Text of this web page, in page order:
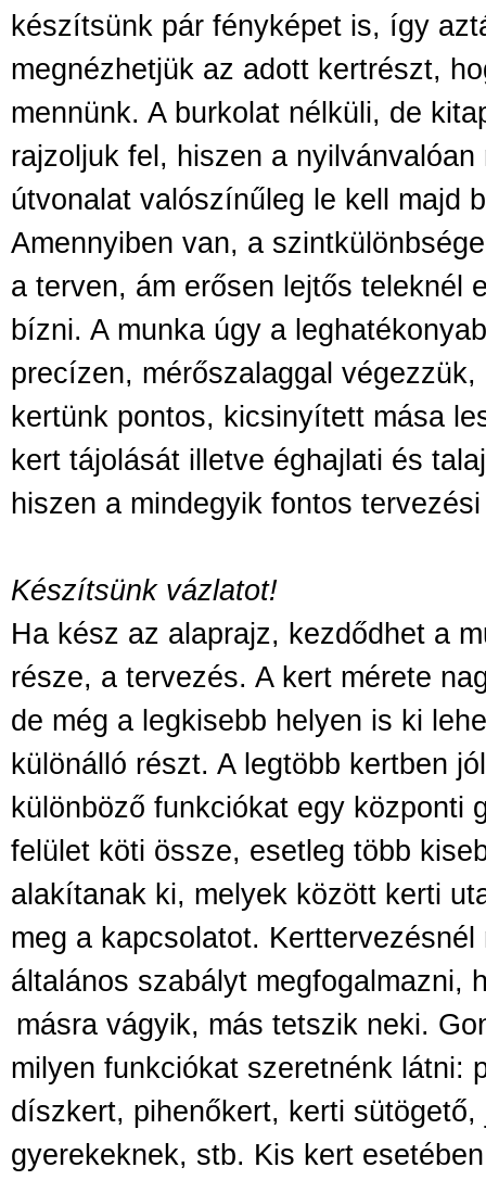
készítsünk pár fényképet is, így
megnézhetjük az adott kertrészt,
mennünk. A burkolat nélküli, de
rajzoljuk fel, hiszen a
útvonalat valószínűleg le kell majd
Amennyiben van, a
a terven, ám erősen lejtős teleknél
bízni. A munka úgy a
precízen, mérőszalaggal
kertünk pontos, kicsinyített mása
kert tájolását illetve éghajlati és
hiszen a mindegyik fontos
Készítsünk vázlatot!
Ha kész az alaprajz, kezdődhet a
része, a tervezés. A kert mérete
de még a legkisebb helyen is ki
különálló részt. A legtöbb kertben
különböző funkciókat egy központi
felület köti össze, esetleg több
alakítanak ki, melyek között kerti
meg a kapcsolatot. Kerttervezésnél
általános szabályt megfogalmazni,
másra vágyik, más tetszik neki.
milyen funkciókat szeretnénk látni:
díszkert, pihenőkert, kerti sütögető,
gyerekeknek, stb. Kis kert